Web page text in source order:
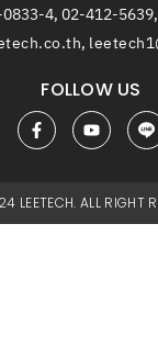
4, 02-412-
,
FOLLOW US
LEETECH. ALL RIGHT